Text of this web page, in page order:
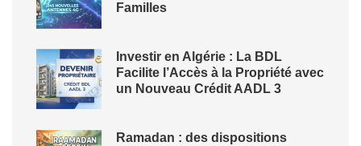
Familles
Investir en Algérie : La BDL
Facilite l’Accès à la Propriété avec
un Nouveau Crédit AADL 3
Ramadan : des dispositions